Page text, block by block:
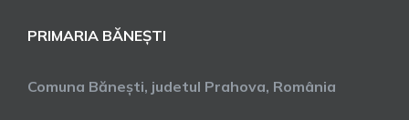
PRIMARIA BĂNEȘTI
Comuna Bănești, judetul Prahova, România